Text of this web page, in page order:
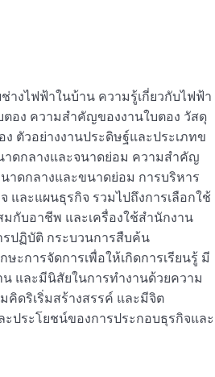
างไฟฟ้าในบ้าน ความรู้เกี่ยวกับไฟฟ้า
ตอง ความสำคัญของงานใบตอง วัสดุ
ตัวอย่างงานประดิษฐ์และประเภทข
าดกลางและจนาดย่อม ความสำคัญ
าดกลางและขนาดย่อม การบริหาร
และแผนธุรกิจ รวมไปถึงการเลือกใช้
มกับอาชีพ และเครื่องใช้สำนักงาน
ปฏิบัติ กระบวนการสืบค้น
ะการจัดการเพื่อให้เกิดการเรียนรู้ มี
และมีนิสัยในการทำงานด้วยความ
ดริเริ่มสร้างสรรค์ และมีจิต
ประโยชน์ของการประกอบธุรกิจและ